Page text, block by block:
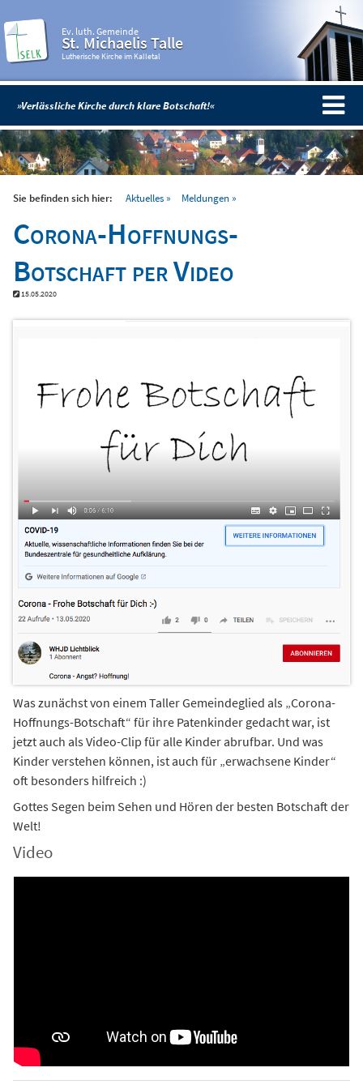
Ev. luth. Gemeinde
St. Michaelis Talle
Lutherische Kirche im Kalletal
»Verlässliche Kirche durch klare Botschaft!«
Sie befinden sich hier: Aktuelles Meldungen
Corona-Hoffnungs-
Botschaft per Video
15.05.2020
Was zunächst von einem Taller Gemeindeglied als „Corona-
Hoffnungs-Botschaft“ für ihre Patenkinder gedacht war, ist
jetzt auch als Video-Clip für alle Kinder abrufbar. Und was
Kinder verstehen können, ist auch für „erwachsene Kinder“
oft besonders hilfreich :)
Gottes Segen beim Sehen und Hören der besten Botschaft der
Welt!
Video